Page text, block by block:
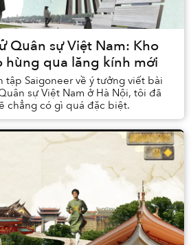
Quân sự Việt Nam: Kho
hùng qua lăng kính mới
tập Saigoneer về ý tưởng viết bài
sự Việt Nam ở Hà Nội, tôi đã
chẳng có gì quá đặc biệt.